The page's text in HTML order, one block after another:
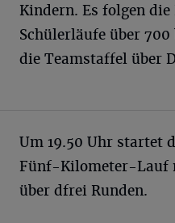
Kindern. Es folgen
Schülerläufe über
die Teamstaffel über
Um 19.50 Uhr startet
Fünf-Kilometer-Lauf
über dfrei Runden.